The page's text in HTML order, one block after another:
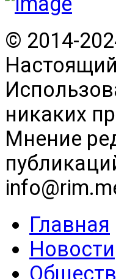
© 2014-
никаких
Мнение
Главная
Новости